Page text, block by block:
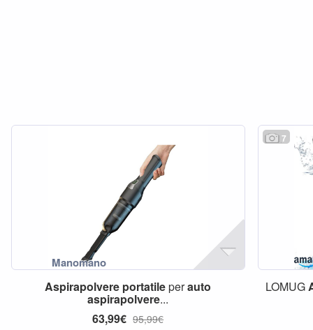
Aspirapolvere portatileperauto
aspirapolvere...
63,99€ 95,99€
7
LOMUG